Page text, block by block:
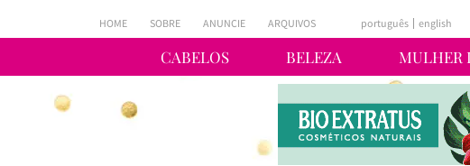
CABELOS BELEZA MULHER
HOME SOBRE ANUNCIE ARQUIVOS português english